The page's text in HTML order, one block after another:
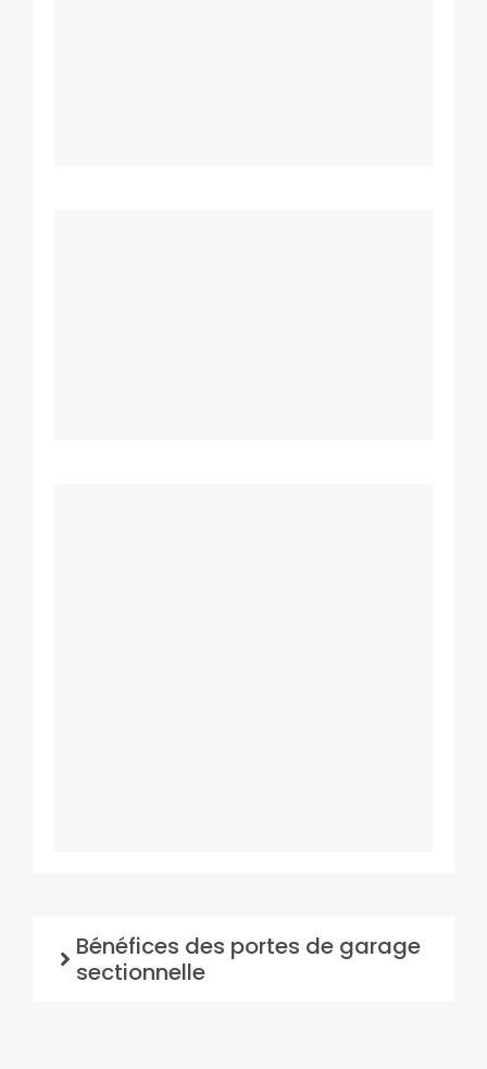
Bénéfices des portes de garage
sectionnelle